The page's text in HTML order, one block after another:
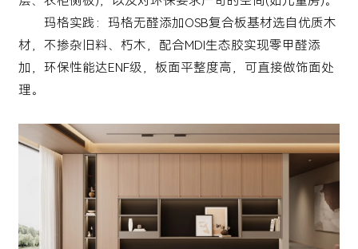
玛格实践：玛格无醛添加OSB复合板基材选自优质木
材，不掺杂旧料、朽木，配合MDI生态胶实现零甲醛添
加，环保性能达ENF级，板面平整度高，可直接做饰面处
理。